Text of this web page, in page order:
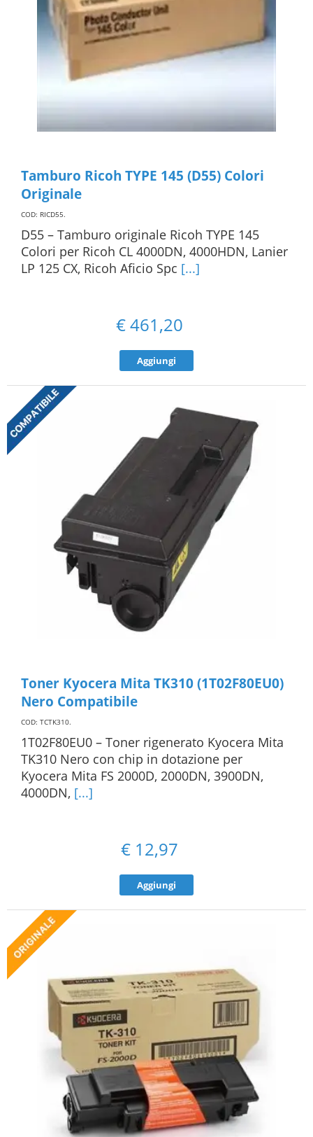
Tamburo Ricoh TYPE 145 (D55) Colori
Originale
COD: RICD55.
D55 – Tamburo originale Ricoh TYPE 145
Colori per Ricoh CL 4000DN, 4000HDN, Lanier
LP 125 CX, Ricoh Aficio Spc [...]
€461,20
Aggiungi
Toner Kyocera Mita TK310 (1T02F80EU0)
Nero Compatibile
COD: TCTK310.
1T02F80EU0 – Toner rigenerato Kyocera Mita
TK310 Nero con chip in dotazione per
Kyocera Mita FS 2000D, 2000DN, 3900DN,
4000DN, [...]
€ 12,97
Aggiungi